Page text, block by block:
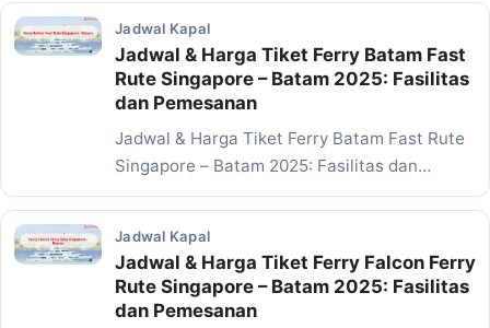
Jadwal Kapal
Jadwal & Harga Tiket Ferry Batam Fast
Rute Singapore – Batam 2025: Fasilitas
dan Pemesanan
Jadwal & Harga Tiket Ferry Batam Fast Rute
Singapore – Batam 2025: Fasilitas dan
Pemesanan…
Jadwal Kapal
Jadwal & Harga Tiket Ferry Falcon Ferry
Rute Singapore – Batam 2025: Fasilitas
dan Pemesanan